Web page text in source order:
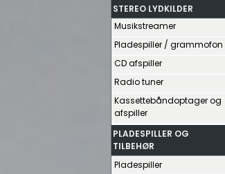
STEREO LYDKILDER
Musikstreamer
Pladespiller / grammofon
CD afspiller
Radio tuner
Kassettebåndoptager og
afspiller
PLADESPILLER OG
TILBEHØR
Pladespiller